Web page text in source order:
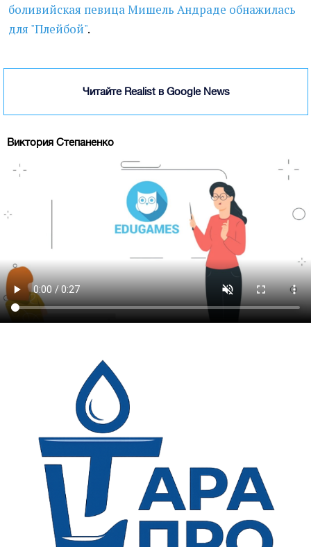
боливийская певица Мишель Андраде обнажилась
для "Плейбой".
Читайте Realist в Google News
Виктория Степаненко